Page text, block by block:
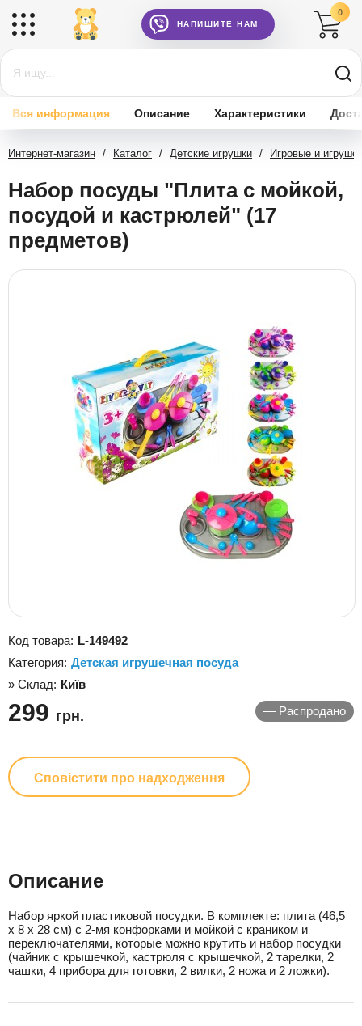
НАПИШИТЕ НАМ
0
Вся информация Описание Характеристики
Интернет-магазин / Каталог / Детские игрушки / Игровые и
Набор посуды "Плита с мойкой,
посудой и кастрюлей" (17
предметов)
Код товара: L-149492
Категория: Детская игрушечная посуда
» Склад: Київ
— Распродано
299 грн.
Сповістити про надходження
Описание
Набор яркой пластиковой посудки. В комплекте: плита (46,5
х 8 х 28 см) с 2-мя конфорками и мойкой с краником и
переключателями, которые можно крутить и набор посудки
(чайник с крышечкой, кастрюля с крышечкой, 2 тарелки, 2
чашки, 4 прибора для готовки, 2 вилки, 2 ножа и 2 ложки).